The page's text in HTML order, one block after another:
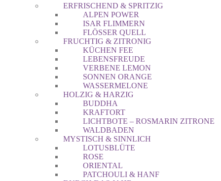
ERFRISCHEND & SPRITZIG
ALPEN POWER
ISAR FLIMMERN
FLÖSSER QUELL
FRUCHTIG & ZITRONIG
KÜCHEN FEE
LEBENSFREUDE
VERBENE LEMON
SONNEN ORANGE
WASSERMELONE
HOLZIG & HARZIG
BUDDHA
KRAFTORT
LICHTBOTE – ROSMARIN ZITRONE
WALDBADEN
MYSTISCH & SINNLICH
LOTUSBLÜTE
ROSE
ORIENTAL
PATCHOULI & HANF